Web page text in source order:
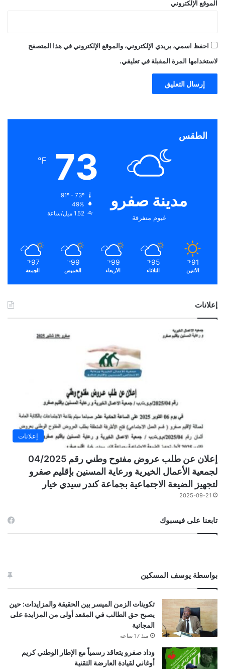
الموقع الإلكتروني
احفظ اسمي، بريدي الإلكتروني، والموقع الإلكتروني في هذا المتصفح
لاستخدامها المرة المقبلة في تعليقي.
الطقس
مدينة صفرو
غيوم متفرقة
73
℉
49%
1.52 ميل/ساعة
91
℉
الأثنين
95
℉
الثلاثاء
99
℉
الأربعاء
99
℉
الخميس
97
℉
الجمعة
إعلانات
إعلانات
إعلان عن طلب عروض مفتوح وطني رقم 04/2025
لجمعية الأعمال الخيرية ورعاية المسنين بإقليم صفرو
لتجهيز الضيعة الاجتماعية بجماعة كندر سيدي خيار
2025-09-21
تابعنا على فيسبوك
بواسطة يوسف المسكين
تكوينات الزمن الميسر بين الحقيقة والمزايدات: حين
يصبح حق الطالب في المقعد أولى من المزايدة على
المجانية
منذ 17 ساعة
وداد صفرو يتعاقد رسمياً مع الإطار الوطني كريم
أوغاني لقيادة العارضة التقنية